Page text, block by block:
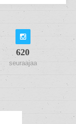
620
seuraajaa